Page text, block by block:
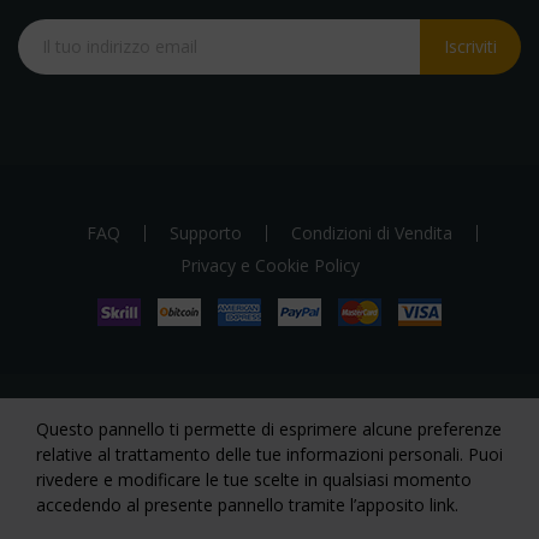
Iscriviti
FAQ Supporto
Condizioni di Vendita
Privacy e Cookie Policy
Copyright 2023. Tutti I diritti riservati a Smile Service S.r.l. via
Galileo Galiei, 4 - 87064 Corigliano-Rossano (CS).
Questo pannello ti permette di esprimere alcune preferenze
relative al trattamento delle tue informazioni personali. Puoi
rivedere e modificare le tue scelte in qualsiasi momento
accedendo al presente pannello tramite l’apposito link.